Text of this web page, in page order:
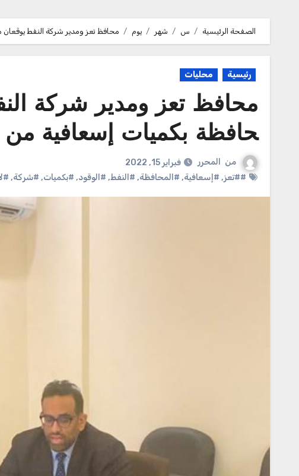
الصفحة الرئيسية س شهر يوم محافظ تعز ومدير شركة النفط
رئيسية محليات
محافظ تعز ومدير شركة
حافظة بكميات إسعافية من
من المحرر
فبراير 15, 2022
##تعز, #إسعافية, #المحافظة, #النفط, #الوقود, #بكميات, #شركة,